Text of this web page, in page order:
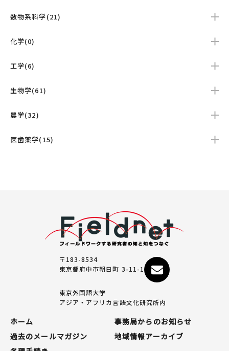
数物系科学(21)
化学(0)
工学(6)
生物学(61)
農学(32)
医歯薬学(15)
〒183-8534
東京都府中市朝日町 3-11-1
東京外国語大学
アジア・アフリカ言語文化研究所内
ホーム
事務局からのお知らせ
過去のメールマガジン
地域情報アーカイブ